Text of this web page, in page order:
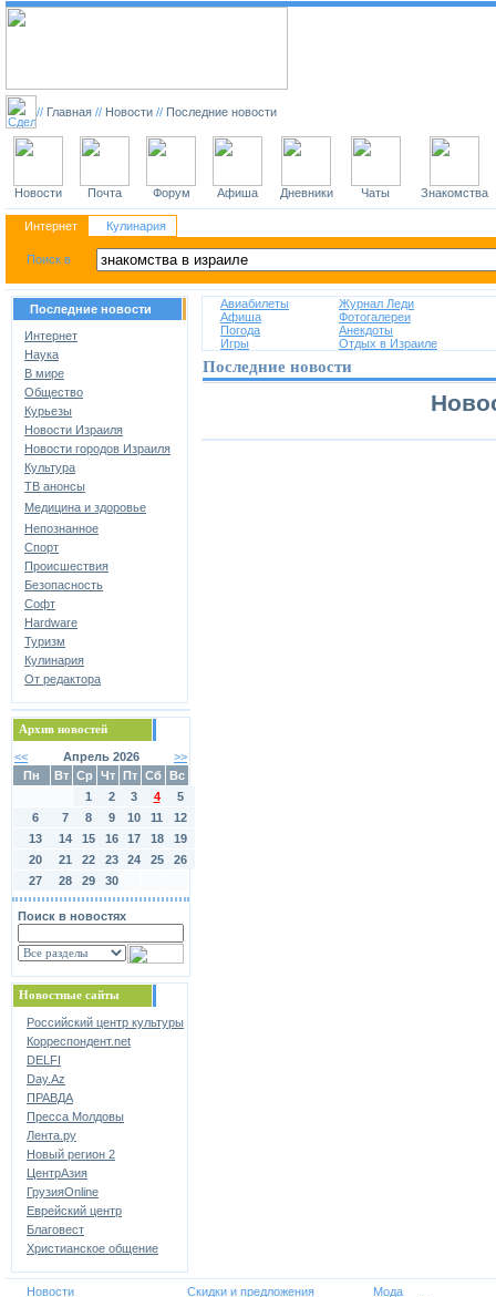
// Главная // Новости // Последние новости
Новости Почта Форум Афиша Дневники Чаты Знакомства
Интернет Кулинария
Последние новости
Интернет
Наука
В мире
Общество
Курьезы
Новости Израиля
Новости городов Израиля
Культура
ТВ анонсы
Медицина и здоровье
Непознанное
Спорт
Происшествия
Безопасность
Софт
Hardware
Туризм
Кулинария
От редактора
Архив новостей
<< Апрель 2026
>>
Пн
Вт Ср Чт Пт Сб Вс
1
2 3 4
5
6
7 8 9 10 11
12
13
14 15 16 17 18
19
20
21 22 23 24 25
26
27
28 29 30
Поиск в новостях
Новостные сайты
Российский центр культуры
Корреспондент.net
DELFI
Day.Az
ПРАВДА
Пресса Молдовы
Лента.ру
Новый регион 2
ЦентрАзия
ГрузияOnline
Еврейский центр
Благовест
Христианское общение
Авиабилеты
Журнал Леди
Афиша
Фотогалереи
Погода
Анекдоты
Игры
Отдых в Израиле
Последние новости
Новости Скидки и предложения
Мода